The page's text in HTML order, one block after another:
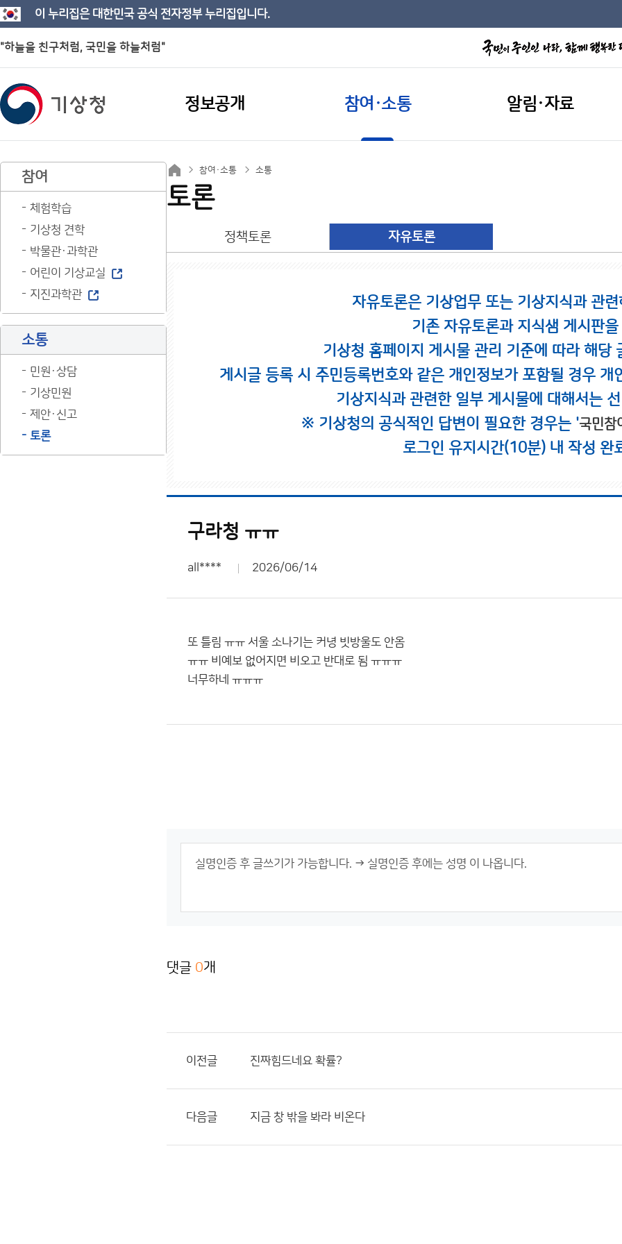
이 누리집은 대한민국 공식 전자정부 누리집입니다.
"하늘을 친구처럼, 국민을 하늘처럼"
정보공개 참여·소통 알림·자료
참여
체험학습
기상청 견학
박물관·과학관
어린이 기상교실
지진과학관
소통
민원·상담
기상민원
제안·신고
토론
참여·소통 소통
토론
정책토론 자유토론
자유토론은 기상업무 또는 기상지식과 관
기존 자유토론과 지식샘 게시판
기상청 홈페이지 게시물 관리 기준에 따라 해당
게시글 등록 시 주민등록번호와 같은 개인정보가 포함될 경우
기상지식과 관련한 일부 게시물에 대해서는
※ 기상청의 공식적인 답변이 필요한 경우는 '국민참
로그인 유지시간(10분) 내 작성 완
구라청 ㅠㅠ
all**** 2026/06/14
또 틀림 ㅠㅠ 서울 소나기는 커녕 빗방울도 안옴
ㅠㅠ 비예보 없어지면 비오고 반대로 됨 ㅠㅠㅠ
너무하네 ㅠㅠㅠ
댓글 0개
이전글 진짜힘드네요 확률?
다음글 지금 창 밖을 봐라 비온다